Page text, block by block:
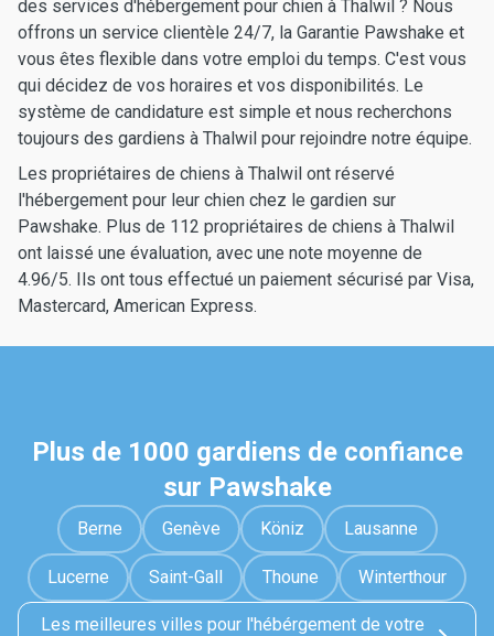
des services d'hébergement pour chien à Thalwil ? Nous
offrons un service clientèle 24/7, la Garantie Pawshake et
vous êtes flexible dans votre emploi du temps. C'est vous
qui décidez de vos horaires et vos disponibilités. Le
système de candidature est simple et nous recherchons
toujours des gardiens à Thalwil pour rejoindre notre équipe.
Les propriétaires de chiens à Thalwil ont réservé
l'hébergement pour leur chien chez le gardien sur
Pawshake. Plus de 112 propriétaires de chiens à Thalwil
ont laissé une évaluation, avec une note moyenne de
4.96/5. Ils ont tous effectué un paiement sécurisé par Visa,
Mastercard, American Express.
Plus de 1000 gardiens de confiance
sur Pawshake
Berne Genève Köniz Lausanne
Lucerne Saint-Gall Thoune Winterthour
Les meilleures villes pour l'hébérgement de votre